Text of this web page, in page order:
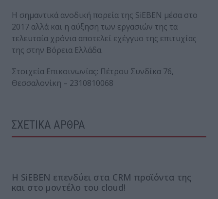
Η σημαντικά ανοδική πορεία της SiEBEN μέσα στο
2017 αλλά και η αύξηση των εργασιών της τα
τελευταία χρόνια αποτελεί εχέγγυο της επιτυχίας
της στην Βόρεια Ελλάδα.
Στοιχεία Επικοινωνίας: Πέτρου Συνδίκα 76,
Θεσσαλονίκη – 2310810068
ΣΧΕΤΙΚΑ ΑΡΘΡΑ
Η SiEBEN επενδύει στα CRM προϊόντα της
και στο μοντέλο του cloud!